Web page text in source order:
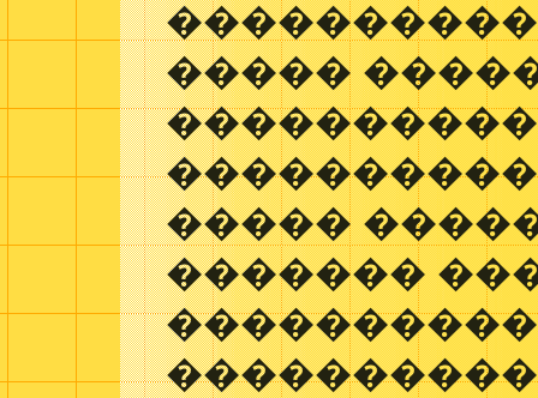
�����
�����
�������